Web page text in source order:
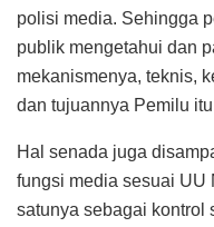
polisi media. Sehingga
publik mengetahui dan
mekanismenya, teknis,
dan tujuannya Pemilu
Hal senada juga
fungsi media sesuai UU
satunya sebagai kontrol